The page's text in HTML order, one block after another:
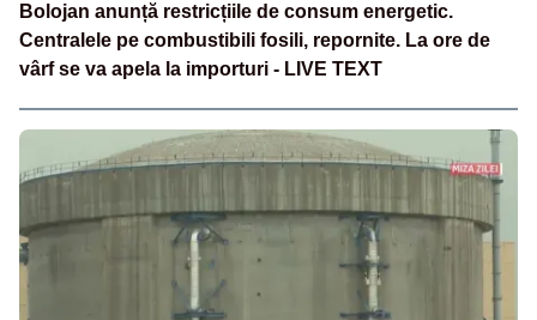
Bolojan anunță restricțiile de consum energetic.
Centralele pe combustibili fosili, repornite. La ore de
vârf se va apela la importuri - LIVE TEXT